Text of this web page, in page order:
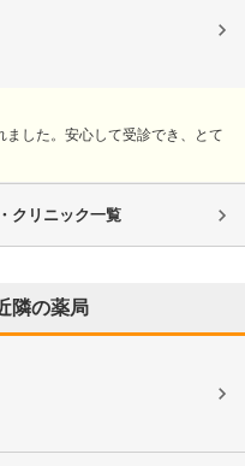
した。安心して受診でき、とて
クリニック一覧
隣の薬局